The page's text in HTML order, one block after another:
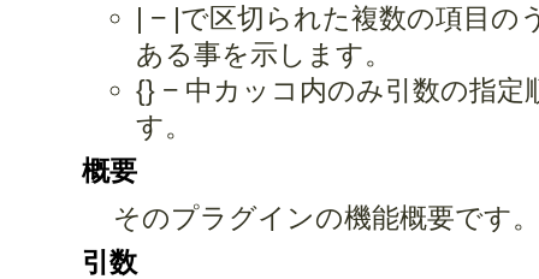
| − |で区切られた複数の項目
ある事を示します。
{} − 中カッコ内のみ引数の指
す。
概要
そのプラグインの機能概要です。
引数